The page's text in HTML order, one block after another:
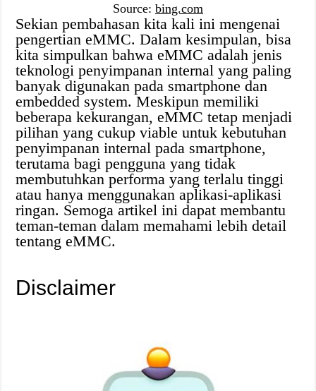
Source: bing.com
Sekian pembahasan kita kali ini mengenai
pengertian eMMC. Dalam kesimpulan, bisa
kita simpulkan bahwa eMMC adalah jenis
teknologi penyimpanan internal yang paling
banyak digunakan pada smartphone dan
embedded system. Meskipun memiliki
beberapa kekurangan, eMMC tetap menjadi
pilihan yang cukup viable untuk kebutuhan
penyimpanan internal pada smartphone,
terutama bagi pengguna yang tidak
membutuhkan performa yang terlalu tinggi
atau hanya menggunakan aplikasi-aplikasi
ringan. Semoga artikel ini dapat membantu
teman-teman dalam memahami lebih detail
tentang eMMC.
Disclaimer